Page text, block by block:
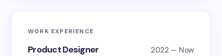
WORK EXPERIENCE
Product Designer 2022 — Now